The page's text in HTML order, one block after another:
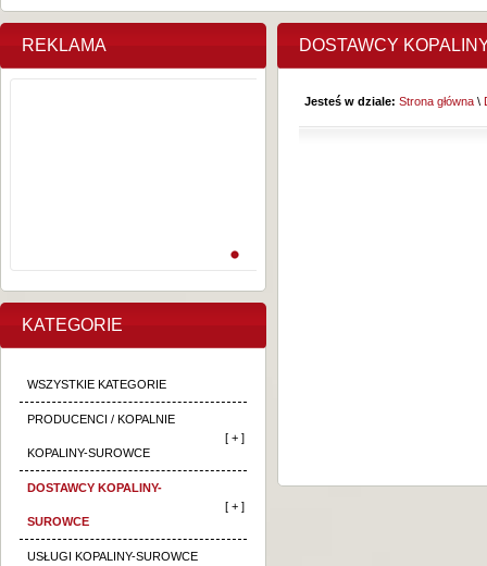
REKLAMA
KATEGORIE
WSZYSTKIE KATEGORIE
PRODUCENCI / KOPALNIE
KOPALINY-SUROWCE
[ + ]
DOSTAWCY KOPALINY-
SUROWCE
[ + ]
USŁUGI KOPALINY-SUROWCE
DOSTAWCY
Jesteś w dziale: Strona główna \